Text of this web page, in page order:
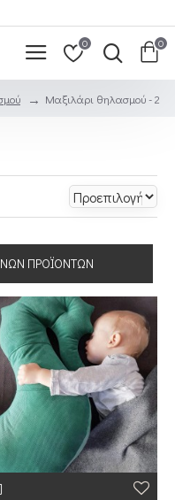
0 0
Μαξιλάρι θηλασμού - 2
ΠΡΟΪΌΝΤΩΝ